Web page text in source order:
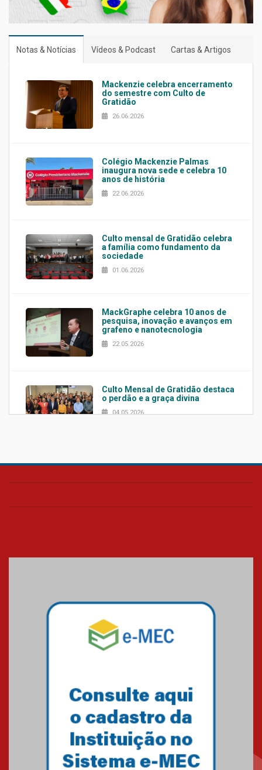
Notas & Notícias Vídeos & Podcast Cartas & Artigos
Mackenzie celebra encerramento
do semestre com Culto de
Gratidão
26.06.2026
Colégio Mackenzie Palmas
inaugura nova sede e celebra 10
anos de história
22.06.2026
Culto mensal de Gratidão celebra
a família como fundamento da
sociedade
01.06.2026
MackGraphe celebra 10 anos de
pesquisa, inovação e avanços em
grafeno e nanotecnologia
22.05.2026
Culto Mensal de Gratidão destaca
o perdão e a graça divina
04.05.2026
Confira como foi o culto mensal
Mackenzie mobiliza campanha
solidária para apoiar famílias em
Minas Gerais
Primeiro culto do ano ressalta o
27.02.2026